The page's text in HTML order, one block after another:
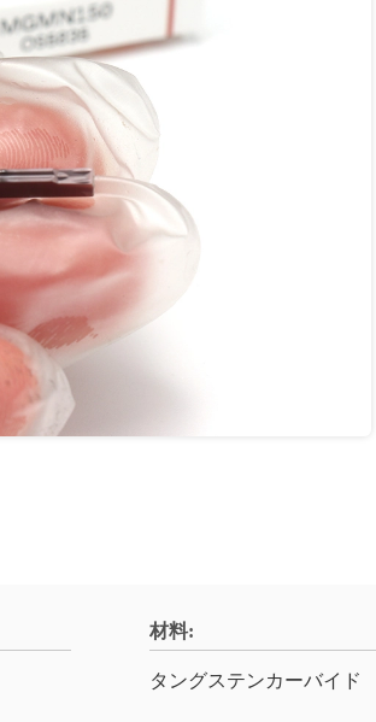
材料:
タングステンカーバイド